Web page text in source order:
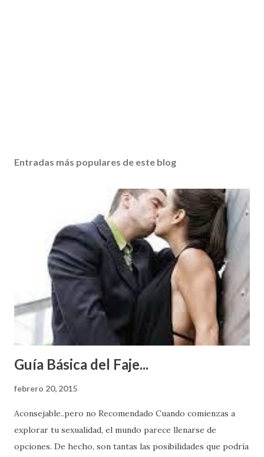
Entradas más populares de este blog
Guía Básica del Faje...
febrero 20, 2015
Aconsejable..pero no Recomendado Cuando comienzas a
explorar tu sexualidad, el mundo parece llenarse de
opciones. De hecho, son tantas las posibilidades que podría